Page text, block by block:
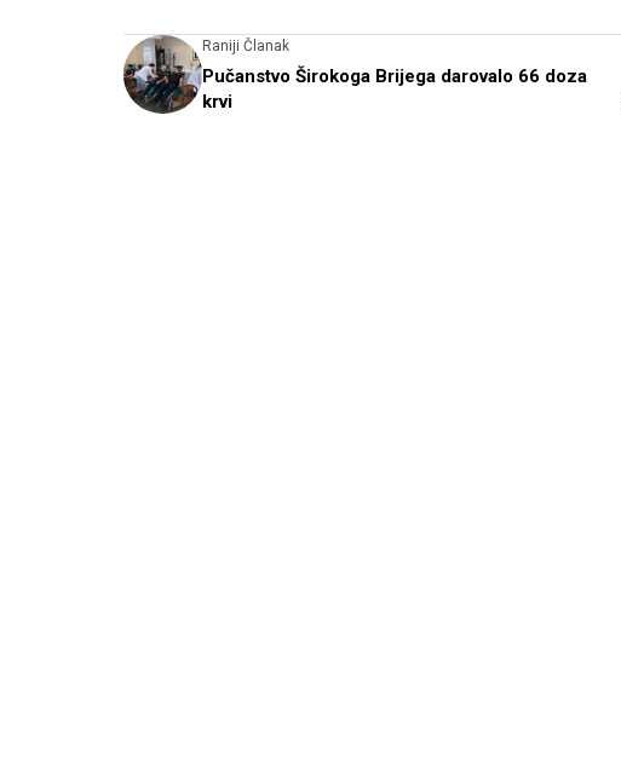
Raniji Članak
Pučanstvo Širokoga Brijega darovalo 66 doza
krvi